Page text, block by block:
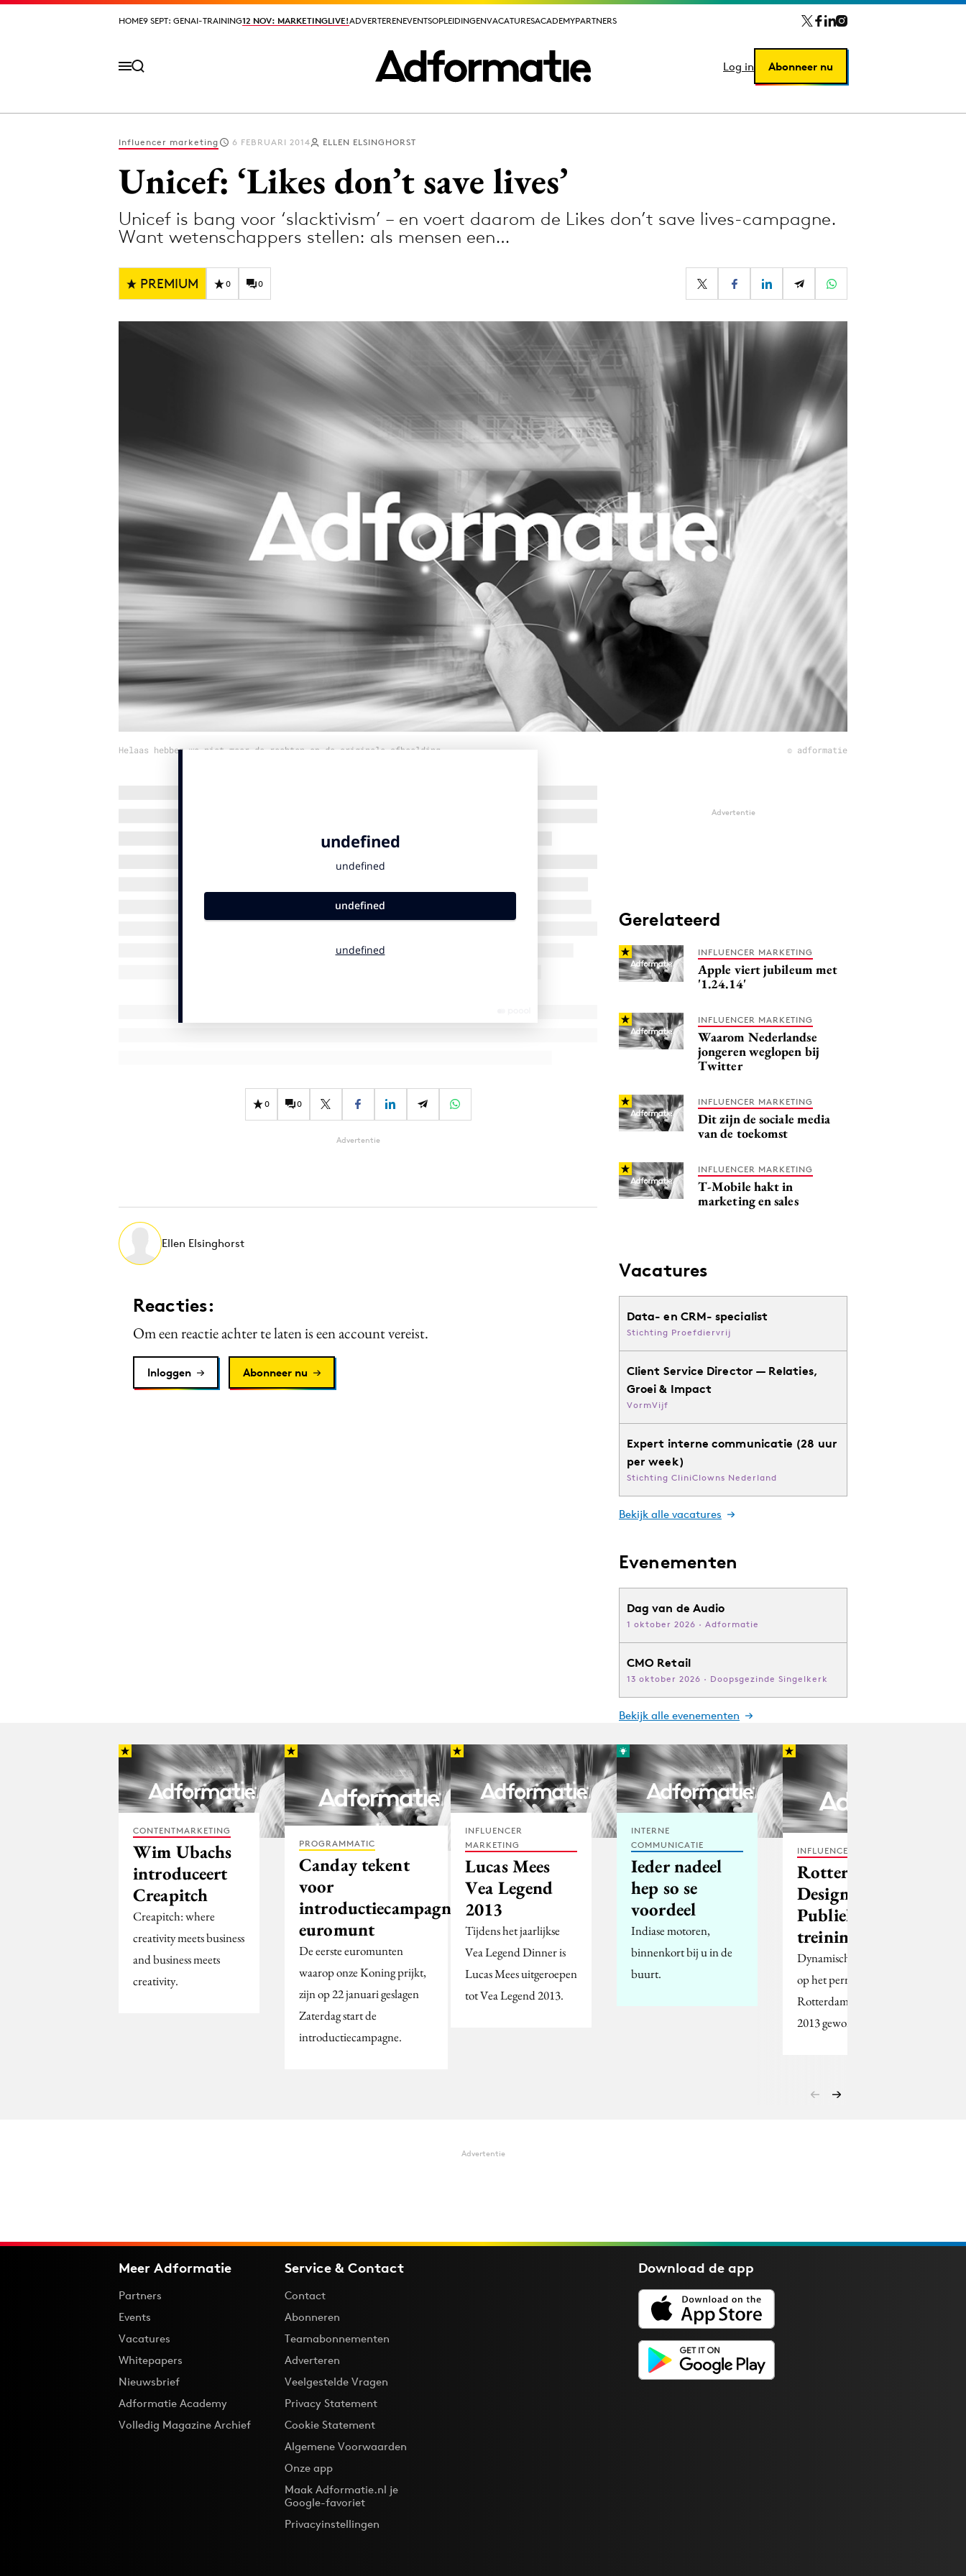
HOME9 SEPT: GENAI-TRAINING12 NOV: MARKETINGLIVE!ADVERTERENEVENTSOPLEIDINGENVACATURESACADEMYPARTNERS
Log in Abonneer nu
HOME9 SEPT: GENAI-TRAINING12 NOV: MARKETINGLIVE!ADVERTERENEVENTSOPLEIDINGENVACATURESACADEMYPARTNERS
Log in Abonneer nu
Digital transformation
Diversiteit
Effectiviteit
Influencer marketing
Interne communicatie
Programmatic
Purpose Marketing
Reputatie & crisis
Influencer marketing 6 FEBRUARI 2014 ELLEN ELSINGHORST
Unicef: ‘Likes don’t save lives’
Unicef is bang voor ‘slacktivism’ – en voert daarom de Likes don’t save lives-campagne.
Want wetenschappers stellen: als mensen een…
PREMIUM 0 0
Helaas hebben we niet meer de rechten op de originele afbeelding © adformatie
0 0
Advertentie
Ellen Elsinghorst
Reacties:
Om een reactie achter te laten is een account vereist.
Inloggen Abonneer nu
Advertentie
Gerelateerd
INFLUENCER MARKETING
Apple viert jubileum met
'1.24.14'
INFLUENCER MARKETING
Waarom Nederlandse
jongeren weglopen bij
Twitter
INFLUENCER MARKETING
Dit zijn de sociale media
van de toekomst
INFLUENCER MARKETING
T-Mobile hakt in
marketing en sales
Vacatures
Data- en CRM- specialist
Stichting Proefdiervrij
Client Service Director — Relaties,
Groei & Impact
VormVijf
Expert interne communicatie (28 uur
per week)
Stichting CliniClowns Nederland
Bekijk alle vacatures
Evenementen
Dag van de Audio
1 oktober 2026 · Adformatie
CMO Retail
13 oktober 2026 · Doopsgezinde Singelkerk
Bekijk alle evenementen
CONTENTMARKETING
Wim Ubachs
introduceert
Creapitch
Creapitch: where
creativity meets business
and business meets
creativity.
PROGRAMMATIC
Canday tekent
voor
introductiecampagne
euromunt
De eerste euromunten
waarop onze Koning prijkt,
zijn op 22 januari geslagen
Zaterdag start de
introductiecampagne.
INFLUENCER
MARKETING
Lucas Mees
Vea Legend
2013
Tijdens het jaarlijkse
Vea Legend Dinner is
Lucas Mees uitgeroepen
tot Vea Legend 2013.
INTERNE
COMMUNICATIE
Ieder nadeel
hep so se
voordeel
Indiase motoren,
binnenkort bij u in de
buurt.
INFLUENCER MARKETING
Rotterdamse
Design
Publieksprijs naar
Dynamische Instapinformatie
op het perron heeft de
Rotterdam Design Publieksprijs
2013 gewonnen.
Advertentie
Meer Adformatie
Partners
Events
Vacatures
Whitepapers
Nieuwsbrief
Adformatie Academy
Volledig Magazine Archief
Service & Contact
Contact
Abonneren
Teamabonnementen
Adverteren
Veelgestelde Vragen
Privacy Statement
Cookie Statement
Algemene Voorwaarden
Onze app
Maak Adformatie.nl je
Google-favoriet
Privacyinstellingen
Download deapp